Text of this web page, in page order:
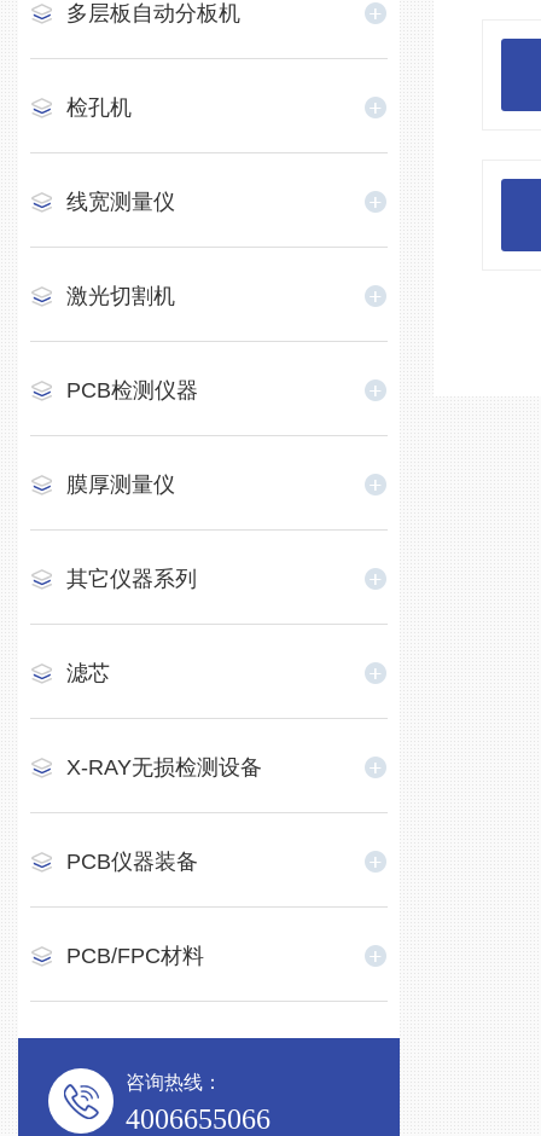
多层板自动分板机
检孔机
线宽测量仪
激光切割机
PCB检测仪器
膜厚测量仪
其它仪器系列
滤芯
X-RAY无损检测设备
PCB仪器装备
PCB/FPC材料
咨询热线：
4006655066